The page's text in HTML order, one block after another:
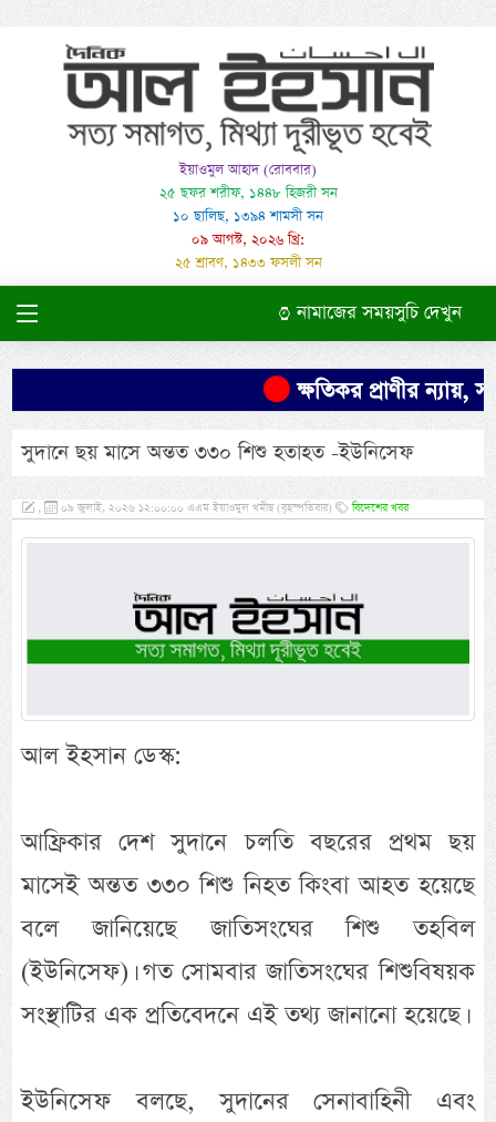
ইয়াওমুল আহাদ (রোববার)
২৫ ছফর শরীফ, ১৪৪৮ হিজরী সন
১০ ছালিছ, ১৩৯৪ শামসী সন
০৯ আগস্ট, ২০২৬ খ্রি:
২৫ শ্রাবণ, ১৪৩৩ ফসলী সন
নামাজের সময়সুচি দেখুন
ক্ষতিকর প্রাণীর ন্যায়,
সুদানে ছয় মাসে অন্তত ৩৩০ শিশু হতাহত -ইউনিসেফ
, ০৯ জুলাই, ২০২৬ ১২:০০:০০ এএম ইয়াওমুল খমীছ (বৃহস্পতিবার) বিদেশের খবর
আল ইহসান ডেস্ক:
আফ্রিকার দেশ সুদানে চলতি বছরের প্রথম ছয়
মাসেই অন্তত ৩৩০ শিশু নিহত কিংবা আহত হয়েছে
বলে জানিয়েছে জাতিসংঘের শিশু তহবিল
(ইউনিসেফ)। গত সোমবার জাতিসংঘের শিশুবিষয়ক
সংস্থাটির এক প্রতিবেদনে এই তথ্য জানানো হয়েছে।
ইউনিসেফ বলছে, সুদানের সেনাবাহিনী এবং